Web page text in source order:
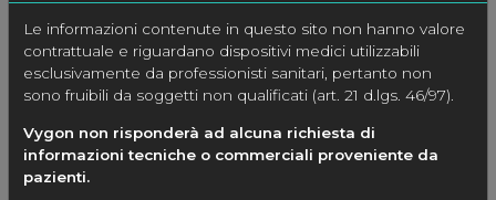
Le informazioni contenute in questo sito non hanno valore
contrattuale e riguardano dispositivi medici utilizzabili
esclusivamente da professionisti sanitari, pertanto non
sono fruibili da soggetti non qualificati (art. 21 d.lgs. 46/97).
Vygon non risponderà ad alcuna richiesta di
informazioni tecniche o commerciali proveniente da
pazienti.
CONFEZIONE
1 pezzo
SPECIFICHE